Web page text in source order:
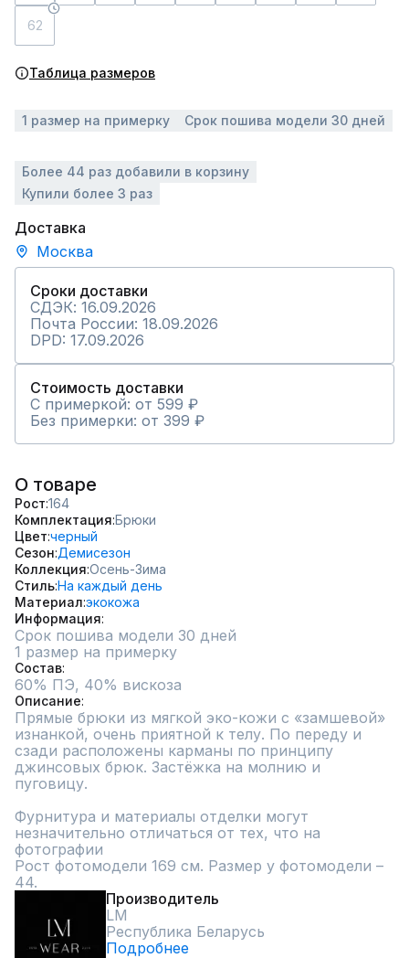
62
Таблица размеров
1 размер на примерку Срок пошива модели 30 дней
Более 44 раз добавили в корзину
Купили более 3 раз
Доставка
Москва
Сроки доставки
СДЭК: 16.09.2026
Почта России: 18.09.2026
DPD: 17.09.2026
Стоимость доставки
С примеркой: от 599 ₽
Без примерки: от 399 ₽
О товаре
Рост 164
Комплектация Брюки
Цвет черный
Сезон Демисезон
Коллекция Осень-Зима
СтильНа каждый день
Материал экокожа
Информация
Срок пошива модели 30 дней
1 размер на примерку
Состав
60% ПЭ, 40% вискоза
Описание
Прямые брюки из мягкой эко-кожи с «замшевой»
изнанкой, очень приятной к телу. По переду и
сзади расположены карманы по принципу
джинсовых брюк. Застёжка на молнию и
пуговицу.
Фурнитура и материалы отделки могут
незначительно отличаться от тех, что на
фотографии
Рост фотомодели 169 см. Размер у фотомодели –
44.
Производитель
LM
Республика Беларусь
Подробнее